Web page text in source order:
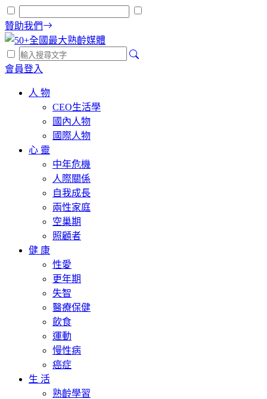
贊助我們
會員登入
人 物
CEO生活學
國內人物
國際人物
心 靈
中年危機
人際關係
自我成長
兩性家庭
空巢期
照顧者
健 康
性愛
更年期
失智
醫療保健
飲食
運動
慢性病
癌症
生 活
熟齡學習